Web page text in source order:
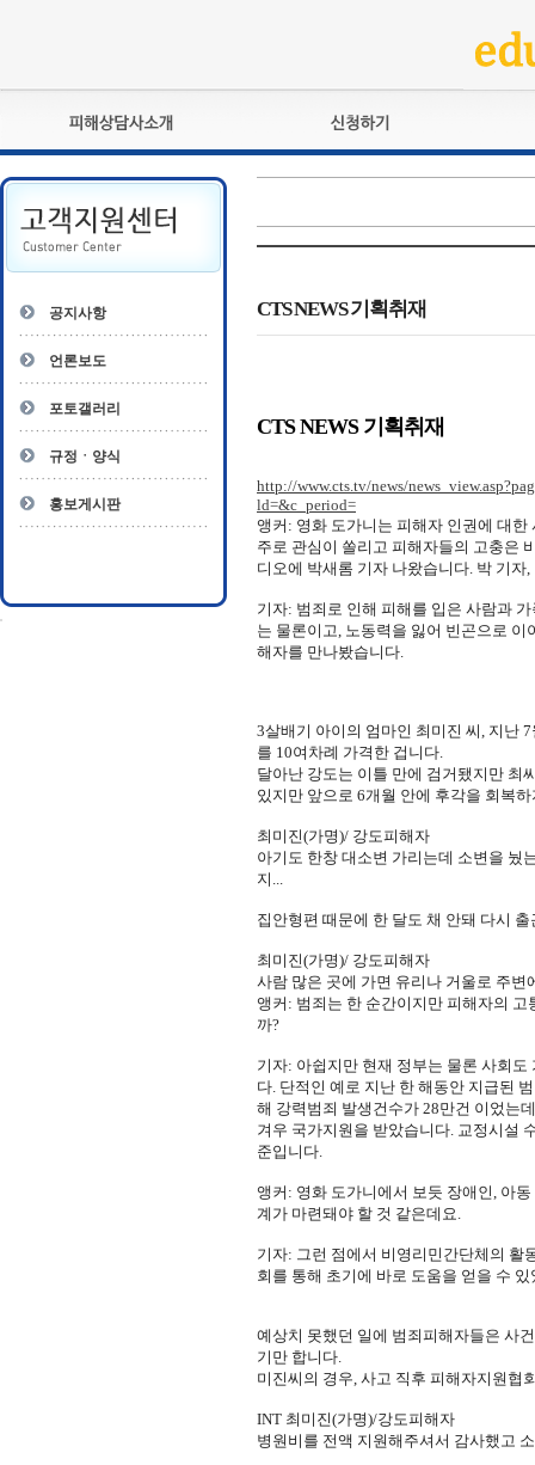
피해상담사란?
자격관리규정
상담사 자격증 확인
- 피해상담사 1급
- 전문수련감독자
- 전문수련기관
교육훈련
자격복원
공지사항
언론보도
포토갤러리
규정ㆍ양식
홍보게시판
CTS NEWS 기획취재
CTS NEWS 기획취재
http://www.cts.tv/news/
ld=&c_period=
앵커: 영화 도가니는 피해자 인권에 대
주로 관심이 쏠리고 피해자들의 고충은
디오에 박새롬 기자 나왔습니다. 박 기
기자: 범죄로 인해 피해를 입은 사람과
는 물론이고, 노동력을 잃어 빈곤으로
해자를 만나봤습니다.
3살배기 아이의 엄마인 최미진 씨, 지난
를 10여차례 가격한 겁니다.
달아난 강도는 이틀 만에 검거됐지만 최
있지만 앞으로 6개월 안에 후각을 회복
최미진(가명)/ 강도피해자
아기도 한창 대소변 가리는데 소변을 눴
지...
집안형편 때문에 한 달도 채 안돼 다시
최미진(가명)/ 강도피해자
사람 많은 곳에 가면 유리나 거울로 주
앵커: 범죄는 한 순간이지만 피해자의
까?
기자: 아쉽지만 현재 정부는 물론 사회
다. 단적인 예로 지난 한 해동안 지급된
해 강력범죄 발생건수가 28만건 이었는
겨우 국가지원을 받았습니다. 교정시설
준입니다.
앵커: 영화 도가니에서 보듯 장애인, 아
계가 마련돼야 할 것 같은데요.
기자: 그런 점에서 비영리민간단체의 활
회를 통해 초기에 바로 도움을 얻을 수 있
예상치 못했던 일에 범죄피해자들은 사
기만 합니다.
미진씨의 경우, 사고 직후 피해자지원협
INT 최미진(가명)/강도피해자
병원비를 전액 지원해주셔서 감사했고